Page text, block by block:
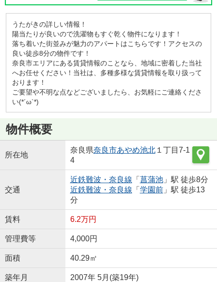
うたがきの詳しい情報！
陽当たりが良いので洗濯物もすぐ乾く物件になります！
落ち着いた街並みが魅力のアパートはこちらです！アクセスの
良い徒歩8分の物件です！
奈良市エリアにある賃貸情報のことなら、地域に密着した当社
へお任せください！当社は、多種多様な賃貸情報を取り扱って
おります！
ご要望や不明な点などございましたら、お気軽にご連絡くださ
い(*´ω`*)
物件概要
所在地
奈良県奈良市あやめ池北１丁目7-1
4
交通
近鉄難波・奈良線 「 菖蒲池」駅 徒歩8分
近鉄難波・奈良線 「 学園前」駅 徒歩13
分
賃料 6.2万円
管理費等 4,000円
面積 40.29㎡
築年月 2007年 5月(築19年)